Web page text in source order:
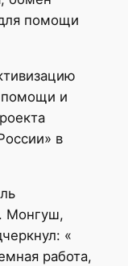
помощи
помощи и
в
Монгуш,
«
работа,